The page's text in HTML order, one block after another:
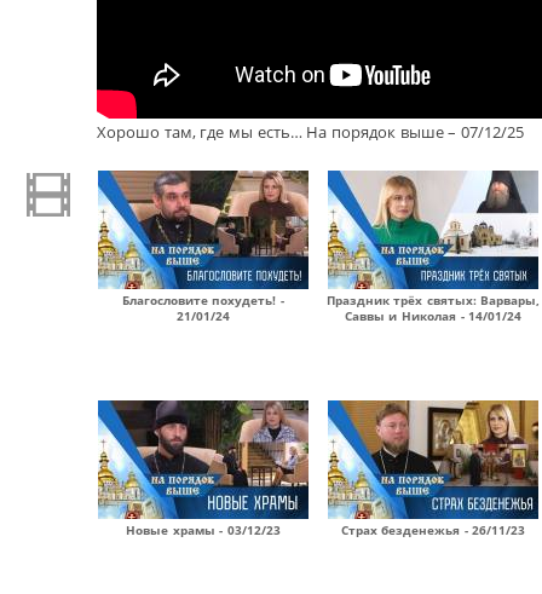
Хорошо там, где мы есть… На порядок выше – 07/12/25
Благословите похудеть! -
21/01/24
Праздник трёх святых: Варвары,
Саввы и Николая - 14/01/24
Новые храмы - 03/12/23 Страх безденежья - 26/11/23